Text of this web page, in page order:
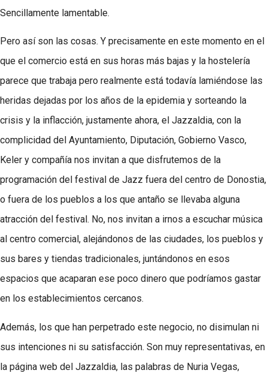
Sencillamente lamentable.
Pero así son las cosas. Y precisamente en este momento en el
que el comercio está en sus horas más bajas y la hostelería
parece que trabaja pero realmente está todavía lamiéndose las
heridas dejadas por los años de la epidemia y sorteando la
crisis y la inflacción, justamente ahora, el Jazzaldia, con la
complicidad del Ayuntamiento, Diputación, Gobierno Vasco,
Keler y compañía nos invitan a que disfrutemos de la
programación del festival de Jazz fuera del centro de Donostia,
o fuera de los pueblos a los que antaño se llevaba alguna
atracción del festival. No, nos invitan a irnos a escuchar música
al centro comercial, alejándonos de las ciudades, los pueblos y
sus bares y tiendas tradicionales, juntándonos en esos
espacios que acaparan ese poco dinero que podríamos gastar
en los establecimientos cercanos.
Además, los que han perpetrado este negocio, no disimulan ni
sus intenciones ni su satisfacción. Son muy representativas, en
la página web del Jazzaldia, las palabras de Nuria Vegas,